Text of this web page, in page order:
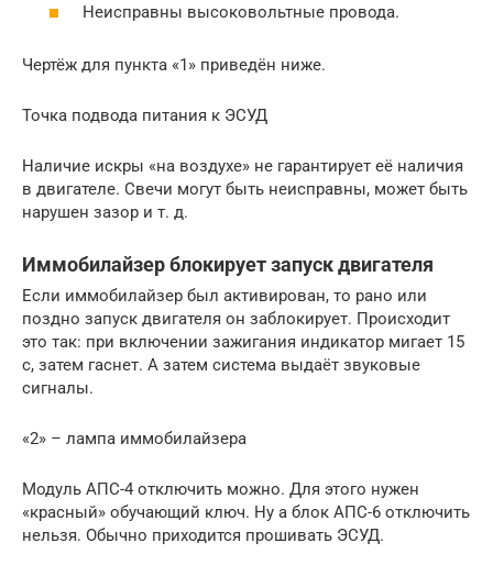
Неисправны высоковольтные провода.
Чертёж для пункта «1» приведён ниже.
Точка подвода питания к ЭСУД
Наличие искры «на воздухе» не гарантирует её наличия
в двигателе. Свечи могут быть неисправны, может быть
нарушен зазор и т. д.
Иммобилайзер блокирует запуск двигателя
Если иммобилайзер был активирован, то рано или
поздно запуск двигателя он заблокирует. Происходит
это так: при включении зажигания индикатор мигает 15
с, затем гаснет. А затем система выдаёт звуковые
сигналы.
«2» – лампа иммобилайзера
Модуль АПС-4 отключить можно. Для этого нужен
«красный» обучающий ключ. Ну а блок АПС-6 отключить
нельзя. Обычно приходится прошивать ЭСУД.